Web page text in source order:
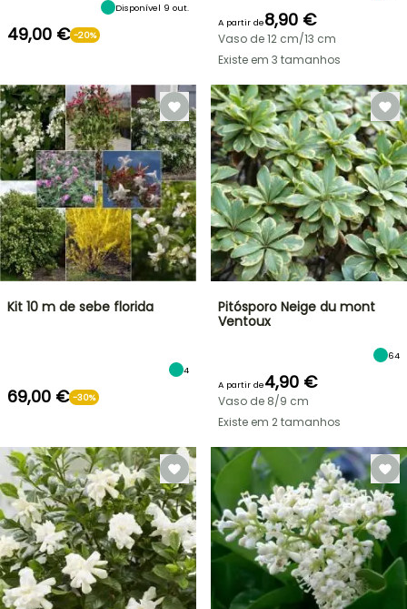
Disponível 9 out.
49,00 € -20%
A partir de8,90 €
Vaso de 12 cm/13 cm
Existe em 3 tamanhos
Kit 10 m de sebe florida
4
69,00 € -30%
Pitósporo Neige du mont
Ventoux
64
A partir de4,90 €
Vaso de 8/9 cm
Existe em 2 tamanhos